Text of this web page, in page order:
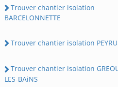
Trouver chantier isolation
BARCELONNETTE
Trouver chantier isolation
Trouver chantier isolation
LES-BAiNS